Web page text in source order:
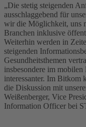
„Die stetig steigenden
ausschlaggebend für
wir die Möglichkeit, uns
Branchen inklusive
Weiterhin werden in
steigenden
Gesundheitsthemen
insbesondere im
interessanter. Im Bitkom
die Diskussion mit
Weißenberger, Vice
Information Officer bei